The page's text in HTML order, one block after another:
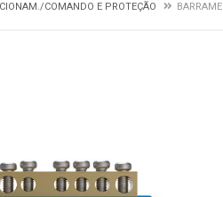
COMANDO E PROTEÇÃO